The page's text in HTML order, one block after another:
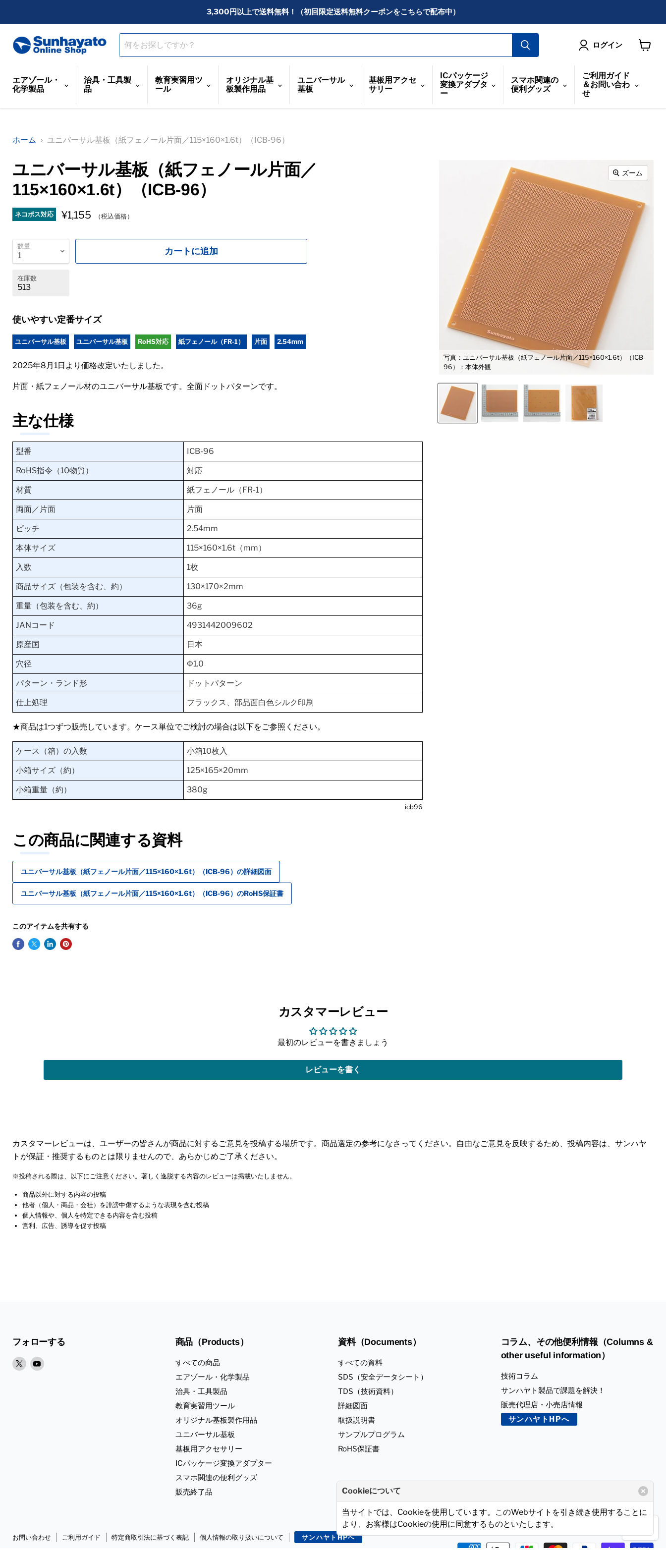
3,300円以上で送料無料！（初回限定送料無料クーポンをこちらで配布中）
ログイン
エアゾール・
化学製品
治具・工具製
品
教育実習用ツ
ール
オリジナル基
板製作用品
ユニバーサル
基板
基板用アクセ
サリー
ICパッケージ
変換アダプタ
ー
スマホ関連の
便利グッズ
ご利用ガイド
＆お問い合わ
せ
ホーム ユニバーサル基板（紙フェノール片面／115×160×1.6t）（ICB-96）
写真：ユニバーサル基板（紙フェノール片面／115×160×1.6t）（ICB-
96）：本体外観
ズーム
ユニバーサル基板（紙フェノール片面／
115×160×1.6t）（ICB-96）
ネコポス対応 ¥1,155 （税込価格）
数量 カートに追加
在庫数
513
使いやすい定番サイズ
ユニバーサル基板 ユニバーサル基板 RoHS対応 紙フェノール（FR-1） 片面 2.54mm
2025年8月1日より価格改定いたしました。
片面・紙フェノール材のユニバーサル基板です。全面ドットパターンです。
主な仕様
型番 ICB-96
RoHS指令（10物質） 対応
材質 紙フェノール（FR-1）
両面／片面 片面
ピッチ 2.54mm
本体サイズ 115×160×1.6t（mm）
入数 1枚
商品サイズ（包装を含む、約） 130×170×2mm
重量（包装を含む、約） 36g
JANコード 4931442009602
原産国 日本
穴径 Φ1.0
パターン・ランド形 ドットパターン
仕上処理 フラックス、部品面白色シルク印刷
★商品は1つずつ販売しています。ケース単位でご検討の場合は以下をご参照ください。
ケース（箱）の入数 小箱10枚入
小箱サイズ（約） 125×165×20mm
小箱重量（約） 380g
icb96
この商品に関連する資料
ユニバーサル基板（紙フェノール片面／115×160×1.6t）（ICB-96）の詳細図面
ユニバーサル基板（紙フェノール片面／115×160×1.6t）（ICB-96）のRoHS保証書
このアイテムを共有する
カスタマーレビュー
最初のレビューを書きましょう
レビューを書く
カスタマーレビューは、ユーザーの皆さんが商品に対するご意見を投稿する場所です。商品選定の参考になさってください。自由なご意見を反映するため、投稿内容は、サンハヤ
トが保証・推奨するものとは限りませんので、あらかじめご了承ください。
※投稿される際は、以下にご注意ください。著しく逸脱する内容のレビューは掲載いたしません。
商品以外に対する内容の投稿
他者（個人・商品・会社）を誹謗中傷するような表現を含む投稿
個人情報や、個人を特定できる内容を含む投稿
営利、広告、誘導を促す投稿
フォローする
X
Youtube
商品（Products）
すべての商品
エアゾール・化学製品
治具・工具製品
教育実習用ツール
オリジナル基板製作用品
ユニバーサル基板
基板用アクセサリー
ICパッケージ変換アダプター
スマホ関連の便利グッズ
販売終了品
資料（Documents）
すべての資料
SDS（安全データシート）
TDS（技術資料）
詳細図面
取扱説明書
サンプルプログラム
RoHS保証書
コラム、その他便利情報（Columns &
other useful information）
技術コラム
サンハヤト製品で課題を解決！
販売代理店・小売店情報
サンハヤトHPへ
お問い合わせ ご利用ガイド 特定商取引法に基づく表記 個人情報の取り扱いについて
サンハヤトHPへ
Cookieについて
当サイトでは、Cookieを使用しています。このWebサイトを引き続き使用することに
より、お客様はCookieの使用に同意するものといたします。